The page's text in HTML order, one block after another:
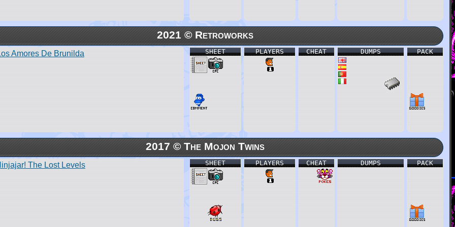
2021 © Retroworks
Amores De Brunilda PACK
DUMPS
CHEAT
PLAYERS
SHEET
2017 © The Mojon Twins
The Lost Levels PACK
DUMPS
CHEAT
PLAYERS
SHEET